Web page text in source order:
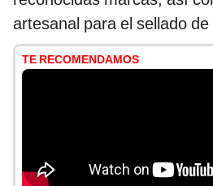
artesanal para el sellado de
TE RECOMENDAMOS